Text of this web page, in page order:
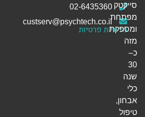
מדיניות פרטיות
סייקטק
מפתחת
ומספקת
מזה
כ–
30
שנה
כלי
אבחון,
טיפול